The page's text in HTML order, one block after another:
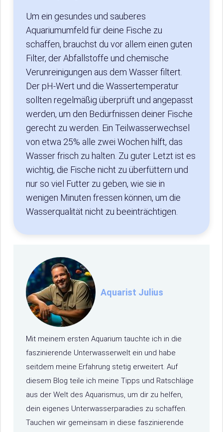
Um ein gesundes und sauberes
Aquariumumfeld für deine Fische zu
schaffen, brauchst du vor allem einen guten
Filter, der Abfallstoffe und chemische
Verunreinigungen aus dem Wasser filtert.
Der pH-Wert und die Wassertemperatur
sollten regelmäßig überprüft und angepasst
werden, um den Bedürfnissen deiner Fische
gerecht zu werden. Ein Teilwasserwechsel
von etwa 25% alle zwei Wochen hilft, das
Wasser frisch zu halten. Zu guter Letzt ist es
wichtig, die Fische nicht zu überfüttern und
nur so viel Futter zu geben, wie sie in
wenigen Minuten fressen können, um die
Wasserqualität nicht zu beeinträchtigen.
Aquarist Julius
Mit meinem ersten Aquarium tauchte ich in die
faszinierende Unterwasserwelt ein und habe
seitdem meine Erfahrung stetig erweitert. Auf
diesem Blog teile ich meine Tipps und Ratschläge
aus der Welt des Aquarismus, um dir zu helfen,
dein eigenes Unterwasserparadies zu schaffen.
Tauchen wir gemeinsam in diese faszinierende